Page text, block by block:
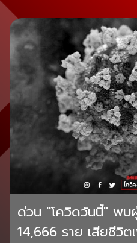
ด่วน "โควิดวันนี้" พบ
14,666 ราย เสียชีวิต